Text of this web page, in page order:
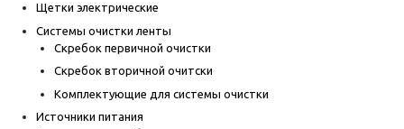
Щетки электрические
Системы очистки ленты
Скребок первичной очистки
Скребок вторичной очитски
Комплектующие для системы очистки
Источники питания